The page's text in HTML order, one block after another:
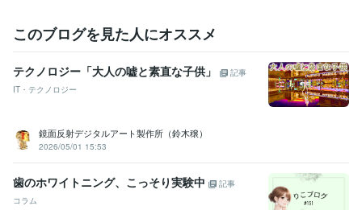
このブログを見た人にオススメ
テクノロジー「大人の嘘と素直な子供」
記事
IT・テクノロジー
鏡面反射デジタルアート製作所（鈴木穣）
2026/05/01 15:53
歯のホワイトニング、こっそり実験中
記事
コラム